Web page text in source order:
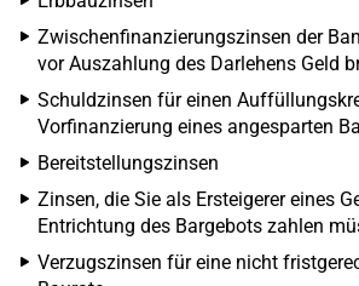
Zwischenfinanzierungszinsen der
vor Auszahlung des Darlehens Geld
Schuldzinsen für einen
Vorfinanzierung eines angesparten
Bereitstellungszinsen
Zinsen, die Sie als Ersteigerer eines
Entrichtung des Bargebots zahlen
Verzugszinsen für eine nicht